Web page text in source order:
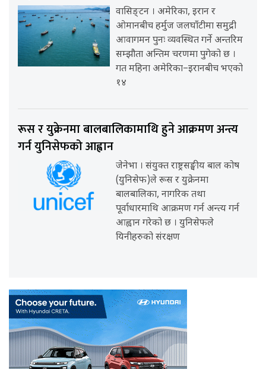
वासिङ्टन । अमेरिका, इरान र
ओमानबीच हर्मुज जलघाँटीमा समुद्री
आवागमन पुनः व्यवस्थित गर्ने अन्तरिम
सम्झौता अन्तिम चरणमा पुगेको छ ।
गत महिना अमेरिका–इरानबीच भएको
१४
रूस र युक्रेनमा बालबालिकामाथि हुने आक्रमण अन्त्य
गर्न युनिसेफको आह्वान
जेनेभा । संयुक्त राष्ट्रसङ्घीय बाल कोष
(युनिसेफ)ले रूस र युक्रेनमा
बालबालिका, नागरिक तथा
पूर्वाधारमाथि आक्रमण गर्न अन्त्य गर्न
आह्वान गरेको छ । युनिसेफले
यिनीहरुको संरक्षण